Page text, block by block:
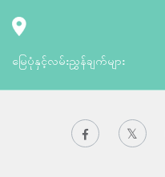
မြေပုံနှင့်လမ်းညွှန်ချက်များ